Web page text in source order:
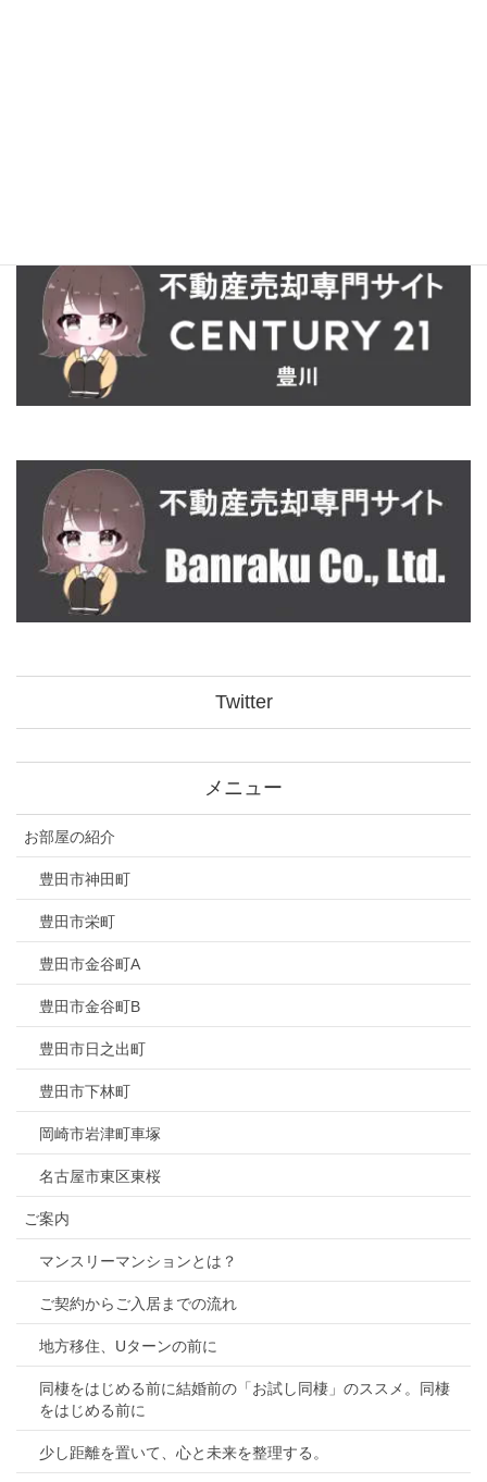
Twitter
メニュー
お部屋の紹介
豊田市神田町
豊田市栄町
豊田市金谷町A
豊田市金谷町B
豊田市日之出町
豊田市下林町
岡崎市岩津町車塚
名古屋市東区東桜
ご案内
マンスリーマンションとは？
ご契約からご入居までの流れ
地方移住、Uターンの前に
同棲をはじめる前に結婚前の「お試し同棲」のススメ。同棲
をはじめる前に
少し距離を置いて、心と未来を整理する。